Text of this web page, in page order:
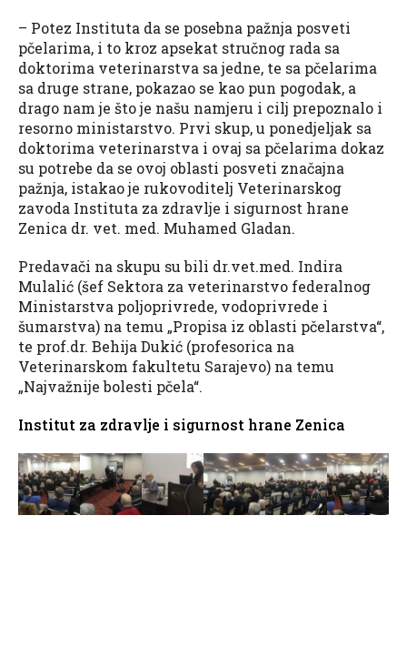
– Potez Instituta da se posebna pažnja posveti
pčelarima, i to kroz apsekat stručnog rada sa
doktorima veterinarstva sa jedne, te sa pčelarima
sa druge strane, pokazao se kao pun pogodak, a
drago nam je što je našu namjeru i cilj prepoznalo i
resorno ministarstvo. Prvi skup, u ponedjeljak sa
doktorima veterinarstva i ovaj sa pčelarima dokaz
su potrebe da se ovoj oblasti posveti značajna
pažnja, istakao je rukovoditelj Veterinarskog
zavoda Instituta za zdravlje i sigurnost hrane
Zenica dr. vet. med. Muhamed Gladan.
Predavači na skupu su bili dr.vet.med. Indira
Mulalić (šef Sektora za veterinarstvo federalnog
Ministarstva poljoprivrede, vodoprivrede i
šumarstva) na temu „Propisa iz oblasti pčelarstva“,
te prof.dr. Behija Dukić (profesorica na
Veterinarskom fakultetu Sarajevo) na temu
„Najvažnije bolesti pčela“.
Institut za zdravlje i sigurnost hrane Zenica